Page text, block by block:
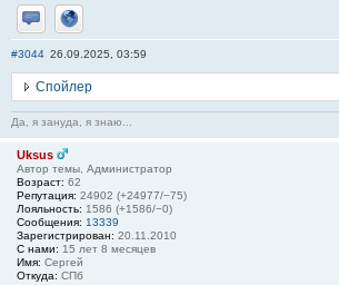
Отправить личное сообщение
Сайт
#3044 26.09.2025, 03:59
Спойлер
Да, я зануда, я знаю...
Uksus
Автор темы, Администратор
Возраст: 62
Репутация: 24902 (+24977/−75)
Лояльность: 1586 (+1586/−0)
Сообщения: 13339
Зарегистрирован: 20.11.2010
С нами: 15 лет 8 месяцев
Имя: Сергей
Откуда: СПб